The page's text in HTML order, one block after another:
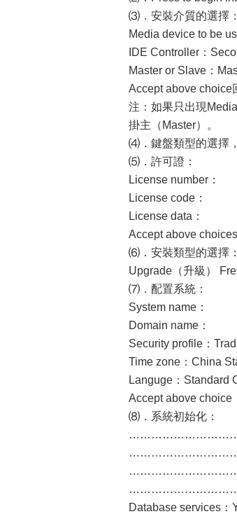
⑶．安裝介質的選擇：
Media device to be
IDE Controller：
Master or Slave：
Accept above choice
注：如果只出現
掛主（Master）。
⑷．鍵盤類型的選擇
⑸．許可證：
License number：
License code：
License data：
Accept above
⑹．安裝類型的選擇：
Upgrade（升級）
⑺．配置系統：
System name：
Domain name：
Security profile：
Time zone：China
Languge：Standard
Accept above choice
⑻．系統初始化：
Database services